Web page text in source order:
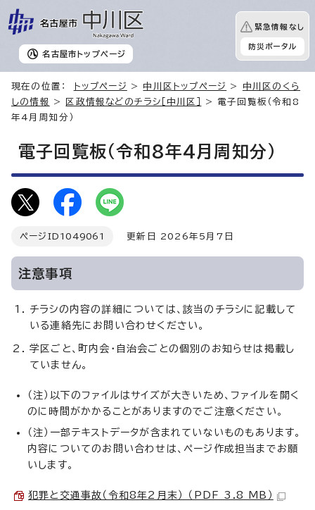
名古屋市 トップページ
緊急情報なし
防災ポータル
現在の位置： トップページ > 中川区トップページ > 中川区のくら
しの情報
> 区政情報などのチラシ［中川区］
> 電子回覧板（令和8
年4月周知分）
電子回覧板（令和8年4月周知分）
ページID 1049061 更新日 2026年5月7日
注意事項
チラシの内容の詳細については、該当のチラシに記載して
いる連絡先にお問い合わせください。
学区ごと、町内会・自治会ごとの個別のお知らせは掲載し
ていません。
（注）以下のファイルはサイズが大きいため、ファイルを開く
のに時間がかかることがありますのでご注意ください。
（注）一部テキストデータが含まれていないものもあります。
内容についてのお問い合わせは、ページ作成担当までお願
いします。
犯罪と交通事故（令和8年2月末） （PDF 3.8 MB）